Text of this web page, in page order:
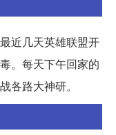
近几天英雄联盟开
。每天下午回家的
各路大神研。